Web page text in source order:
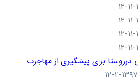
درروستا برای پیشگیری از مهاجرت
۱۳۹۷-۱۱-۱۲